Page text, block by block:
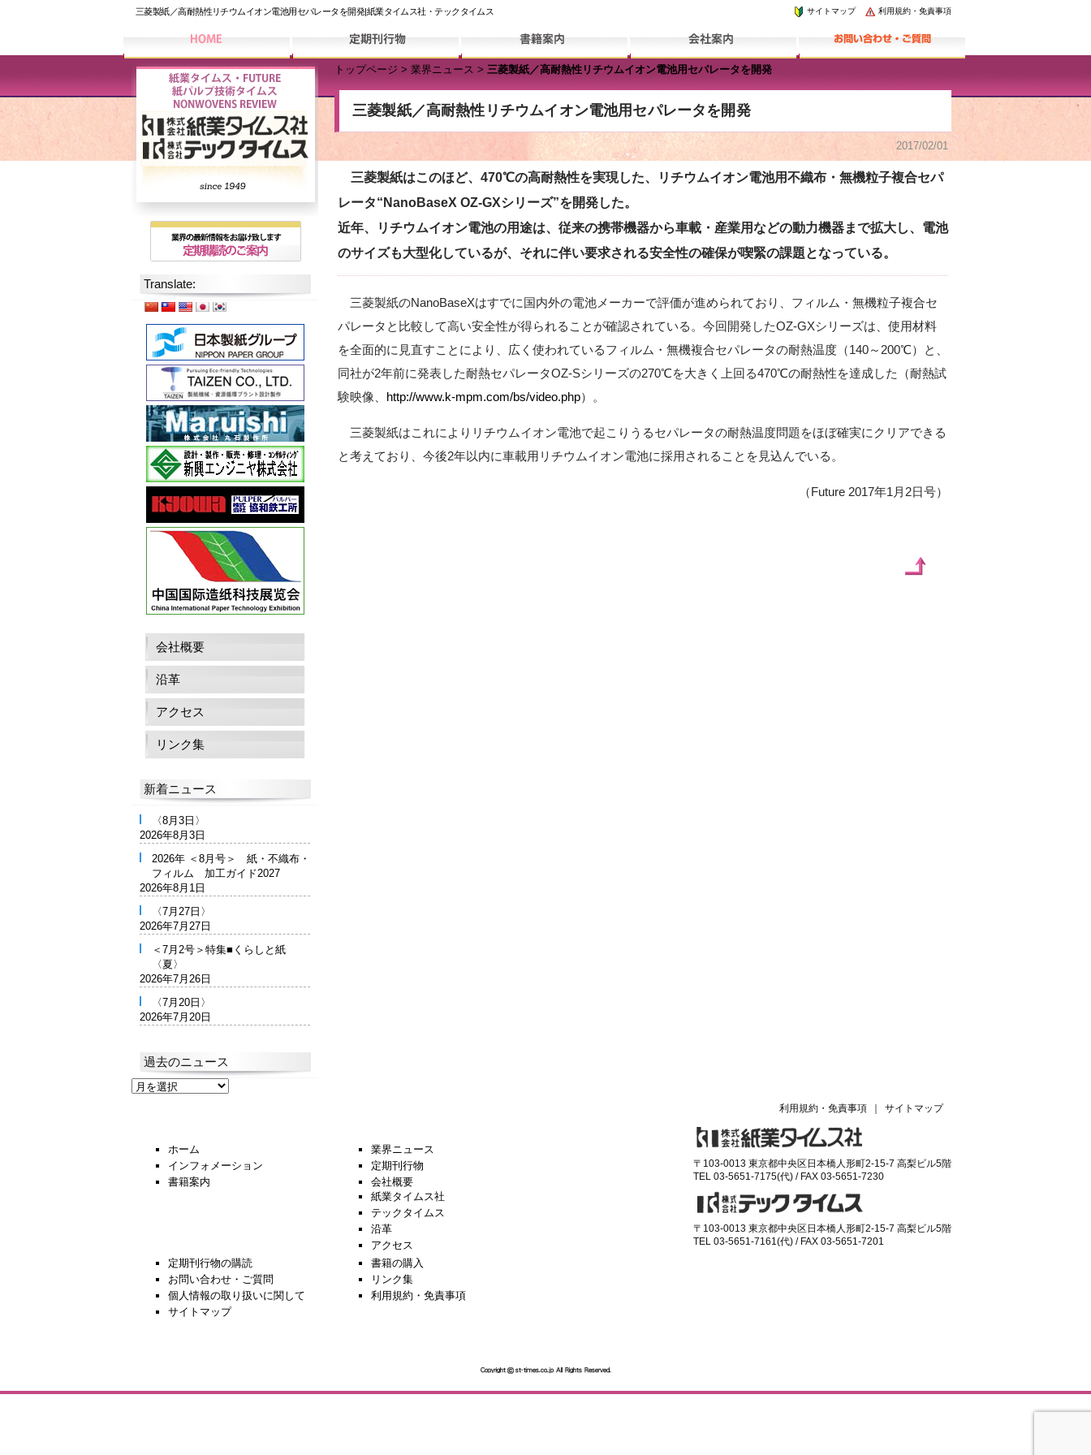
三菱製紙／高耐熱性リチウムイオン電池用セパレータを開発|紙業タイムス社・テックタイムス 利用規約・免責事項
サイトマップ
トップページ > 業界ニュース > 三菱製紙／高耐熱性リチウムイオン電池用セパレータを開発
三菱製紙／高耐熱性リチウムイオン電池用セパレータを開発
2017/02/01
三菱製紙はこのほど、470℃の高耐熱性を実現した、リチウムイオン電池用不織布・無機粒子複合セパ
レータ“NanoBaseX OZ-GXシリーズ”を開発した。
近年、リチウムイオン電池の用途は、従来の携帯機器から車載・産業用などの動力機器まで拡大し、電池
のサイズも大型化しているが、それに伴い要求される安全性の確保が喫緊の課題となっている。
三菱製紙のNanoBaseXはすでに国内外の電池メーカーで評価が進められており、フィルム・無機粒子複合セ
パレータと比較して高い安全性が得られることが確認されている。今回開発したOZ-GXシリーズは、使用材料
を全面的に見直すことにより、広く使われているフィルム・無機複合セパレータの耐熱温度（140～200℃）と、
同社が2年前に発表した耐熱セパレータOZ-Sシリーズの270℃を大きく上回る470℃の耐熱性を達成した（耐熱試
験映像、 http://www.k-mpm.com/bs/video.php）。
三菱製紙はこれによりリチウムイオン電池で起こりうるセパレータの耐熱温度問題をほぼ確実にクリアできる
と考えており、今後2年以内に車載用リチウムイオン電池に採用されることを見込んでいる。
（Future 2017年1月2日号）
Translate:
会社概要
沿革
アクセス
リンク集
新着ニュース
〈8月3日〉
2026年8月3日
2026年 ＜8月号＞ 紙・不織布・
フィルム 加工ガイド2027
2026年8月1日
〈7月27日〉
2026年7月27日
＜7月2号＞特集■くらしと紙
〈夏〉
2026年7月26日
〈7月20日〉
2026年7月20日
過去のニュース
過
ホーム
業界ニュース
インフォメーション
定期刊行物
書籍案内
会社概要
紙業タイムス社
テックタイムス
沿革
アクセス
定期刊行物の購読
書籍の購入
お問い合わせ・ご質問
リンク集
個人情報の取り扱いに関して
利用規約・免責事項
サイトマップ
サイトマップ
利用規約・免責事項
〒103-0013 東京都中央区日本橋人形町2-15-7 高梨ビル5階
TEL 03-5651-7175(代) / FAX 03-5651-7230
〒103-0013 東京都中央区日本橋人形町2-15-7 高梨ビル5階
TEL 03-5651-7161(代) / FAX 03-5651-7201